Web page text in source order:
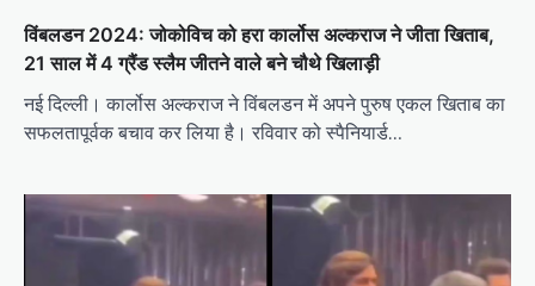
विंबलडन 2024: जोकोविच को हरा कार्लोस अल्कराज ने जीता खिताब,
21 साल में 4 ग्रैंड स्लैम जीतने वाले बने चौथे खिलाड़ी
नई दिल्ली। कार्लोस अल्कराज ने विंबलडन में अपने पुरुष एकल खिताब का
सफलतापूर्वक बचाव कर लिया है। रविवार को स्पैनियार्ड…